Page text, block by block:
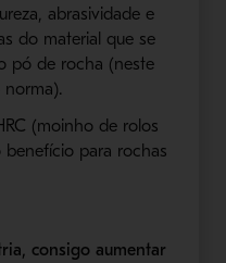
abrasividade e
do material que se
pó de rocha (neste
(moinho de rolos
para rochas
consigo aumentar